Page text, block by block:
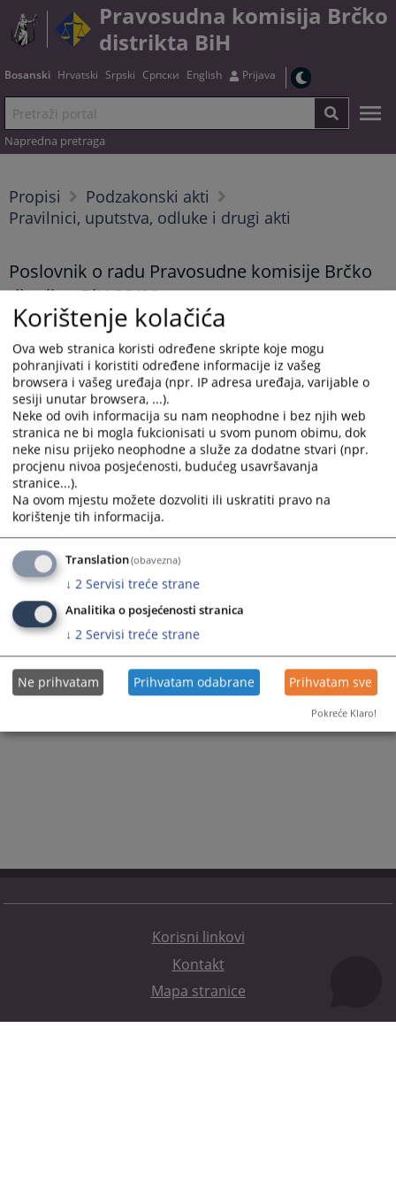
Pravosudna komisija Brčko
distrikta BiH
Bosanski Hrvatski Srpski Српски English Prijava
Napredna pretraga
Propisi
Podzakonski akti
Pravilnici, uputstva, odluke i drugi akti
Poslovnik o radu Pravosudne komisije Brčko
distrikta BiH 38/08
Tekst dokumenta možete preuzetiOVDJE.
Prikazana vijest je na: Bosanski jezik
229 PREGLEDA
Korisni linkovi
Kontakt
Mapa stranice
Korištenje kolačića
Ova web stranica koristi određene skripte koje mogu
pohranjivati i koristiti određene informacije iz vašeg
browsera i vašeg uređaja (npr. IP adresa uređaja, varijable o
sesiji unutar browsera, ...).
Neke od ovih informacija su nam neophodne i bez njih web
stranica ne bi mogla fukcionisati u svom punom obimu, dok
neke nisu prijeko neophodne a služe za dodatne stvari (npr.
procjenu nivoa posjećenosti, budućeg usavršavanja
stranice...).
Na ovom mjestu možete dozvoliti ili uskratiti pravo na
korištenje tih informacija.
Translation(obavezna)
↓ 2 Servisi treće strane
Analitika o posjećenosti stranica
↓ 2 Servisi treće strane
Ne prihvatam Prihvatam odabrane Prihvatam sve
Pokreće Klaro!